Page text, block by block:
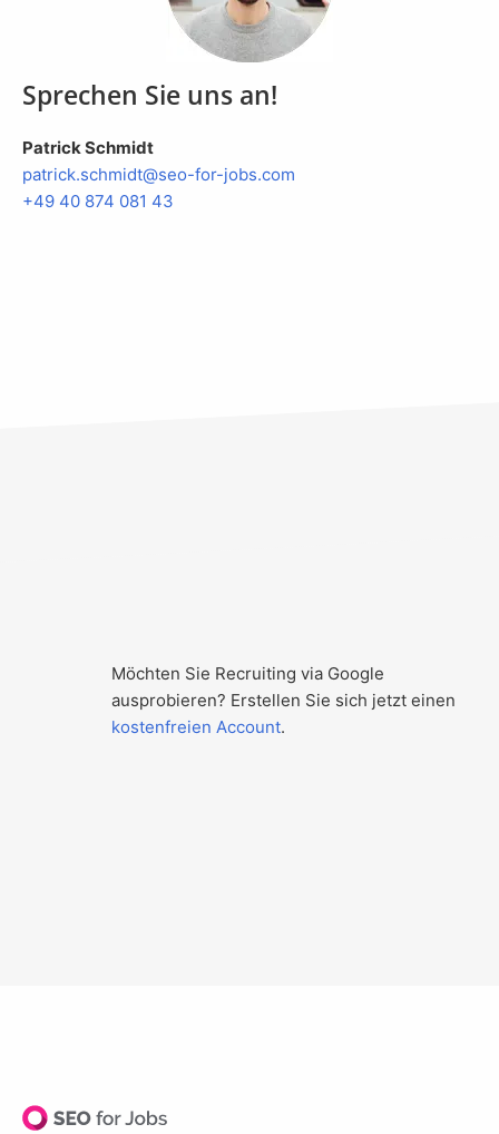
Sprechen Sie uns an!
Patrick Schmidt
patrick.schmidt@seo-for-jobs.com
+49 40 874 081 43
Möchten Sie Recruiting via Google
ausprobieren? Erstellen Sie sich jetzt einen
kostenfreien Account.